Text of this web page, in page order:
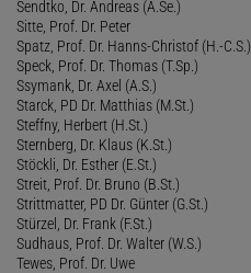
Sendtko, Dr. Andreas (A.Se.)
Sitte, Prof. Dr. Peter
Spatz, Prof. Dr. Hanns-Christof (H.-C.S.)
Speck, Prof. Dr. Thomas (T.Sp.)
Ssymank, Dr. Axel (A.S.)
Starck, PD Dr. Matthias (M.St.)
Steffny, Herbert (H.St.)
Sternberg, Dr. Klaus (K.St.)
Stöckli, Dr. Esther (E.St.)
Streit, Prof. Dr. Bruno (B.St.)
Strittmatter, PD Dr. Günter (G.St.)
Stürzel, Dr. Frank (F.St.)
Sudhaus, Prof. Dr. Walter (W.S.)
Tewes, Prof. Dr. Uwe